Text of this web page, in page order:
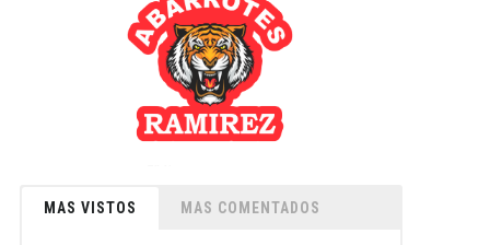
MAS VISTOS MAS COMENTADOS